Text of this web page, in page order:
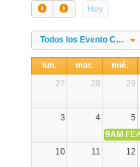
Hoy
Todos los Evento Categories
lun. mar. mié.
27
28 29
3
4 5
9AM
10
11 12